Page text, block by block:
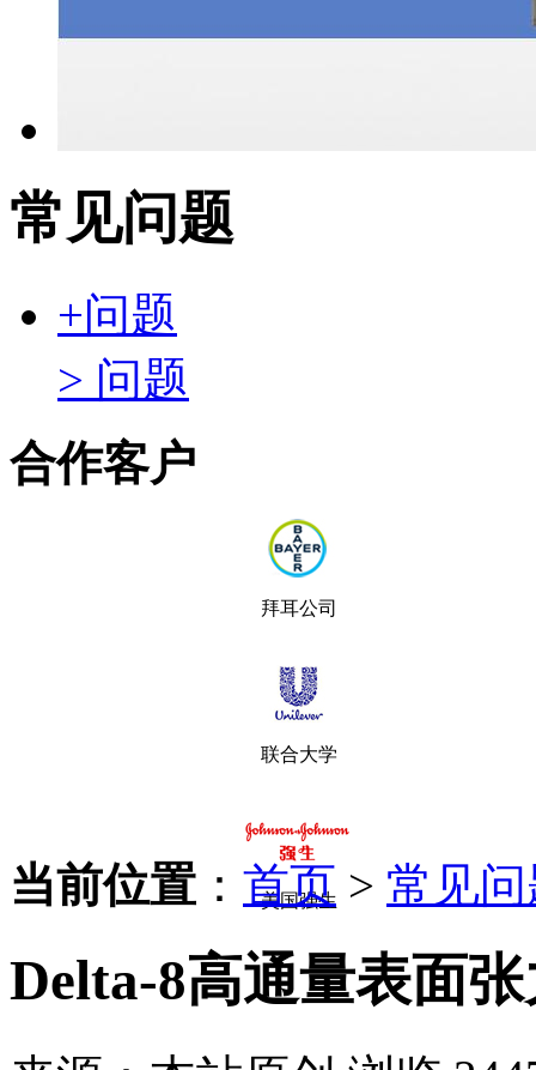
常见问题
+问题
> 问题
合作客户
拜耳公司
联合大学
美国强生
当前位置 ： 首页 > 常见
Delta-8高通量表面